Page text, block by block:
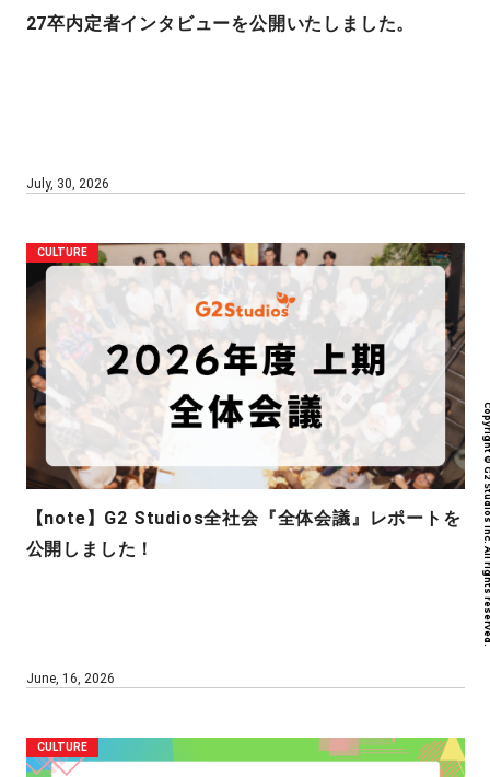
Copyright © G2
27卒内定者インタビューを公開いたしました。
July, 30, 2026
CULTURE
【note】G2 Studios全社会『全体会議』レポートを
公開しました！
June, 16, 2026
CULTURE